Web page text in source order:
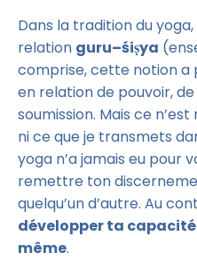
Dans la tradition du
relation guru–śiṣya
comprise, cette notion
en relation de pouvoir,
soumission. Mais ce
ni ce que je transmets
yoga n’a jamais eu pour
remettre ton
quelqu’un d’autre. Au
développer ta
même.